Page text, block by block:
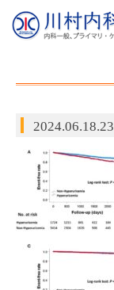
2024.06.18.23